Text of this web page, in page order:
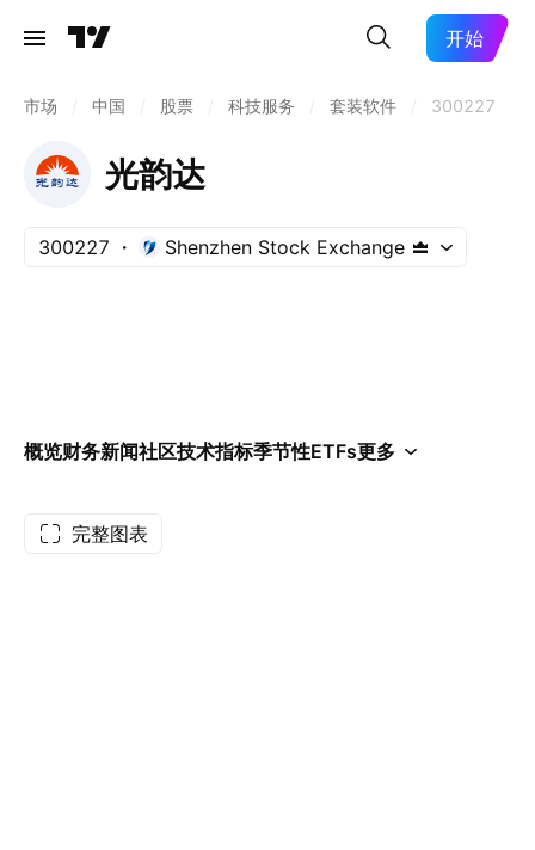
开始
市场 中国 股票 科技服务 套装软件 300227
光韵达
300227 Shenzhen Stock Exchange
概览财务新闻社区技术指标季节性ETFs更多
完整图表